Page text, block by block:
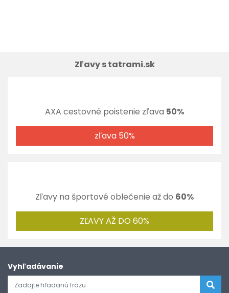
Zľavy s tatrami.sk
AXA cestovné poistenie zľava 50%
zľava 50%
Zľavy na športové oblečenie až do 60%
ZĽAVY AŽ DO 60%
Vyhľadávanie